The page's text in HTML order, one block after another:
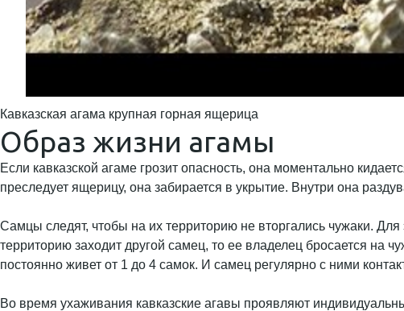
Кавказская агама крупная горная ящерица
Образ жизни агамы
Если кавказской агаме грозит опасность, она моментально
преследует ящерицу, она забирается в укрытие. Внутри она
Самцы следят, чтобы на их территорию не вторгались чужаки.
территорию заходит другой самец, то ее владелец бросается на
постоянно живет от 1 до 4 самок. И самец регулярно с ними
Во время ухаживания кавказские агавы проявляют